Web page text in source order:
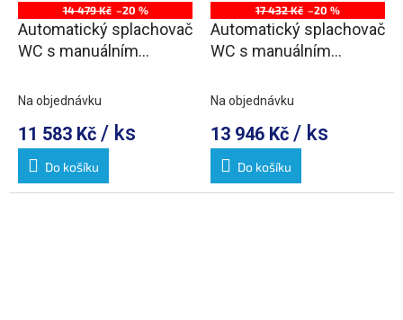
14 479 Kč –20 %
Automatický splachovač
WC s manuálním
(napájení ze sítě)
Na objednávku
11 583 Kč / ks
Do košíku
17 432 Kč –20 %
Automatický splachovač
WC s manuálním
(napájení z baterie)
Na objednávku
13 946 Kč / ks
Do košíku